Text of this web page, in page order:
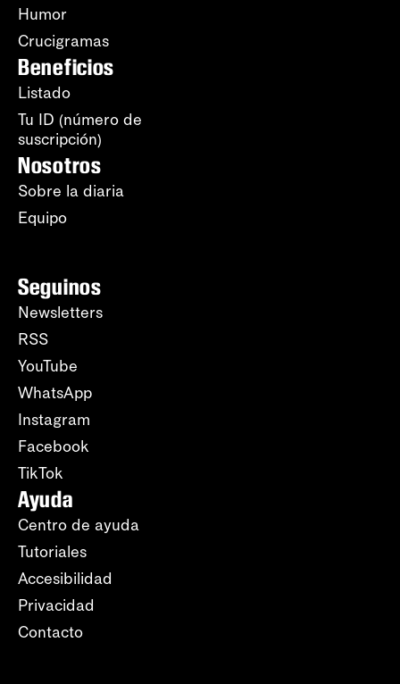
Humor
Crucigramas
Beneficios
Listado
Tu ID (número de
suscripción)
Nosotros
Sobre la diaria
Equipo
Seguinos
Newsletters
RSS
YouTube
WhatsApp
Instagram
Facebook
TikTok
Ayuda
Centro de ayuda
Tutoriales
Accesibilidad
Privacidad
Contacto